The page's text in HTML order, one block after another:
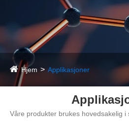
Hjem Applikasjoner
Våre produkter brukes hovedsakelig